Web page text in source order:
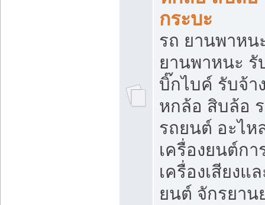
กระบะ
รถ ยานพาหน
ยานพาหนะ รั
บิ๊กไบค์ รับจ้า
หกล้อ สิบล้อ
รถยนต์ อะไห
เครื่องยนต์กา
เครื่องเสียงแ
ยนต์ จักรยาน